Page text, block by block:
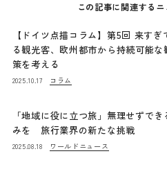
この記事に関連するニ
【ドイツ点描コラム】第5回 来すぎ
る観光客、欧州都市から持続可能な
策を考える
2025.10.17 コラム
「地域に役に立つ旅」無理せずでき
みを 旅行業界の新たな挑戦
2025.08.18 ワールドニュース